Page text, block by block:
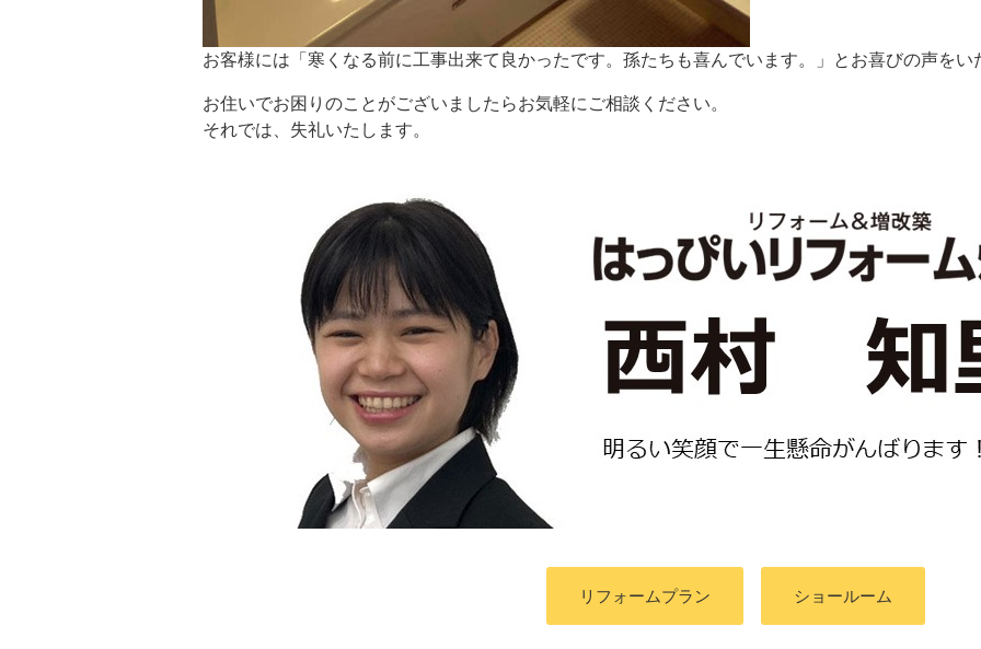
お客様には「寒くなる前に工事出来て良かったです。孫たちも喜んでいます。」とお喜びの声をい
お住いでお困りのことがございましたらお気軽にご相談ください。
それでは、失礼いたします。
リフォームプラン ショールーム